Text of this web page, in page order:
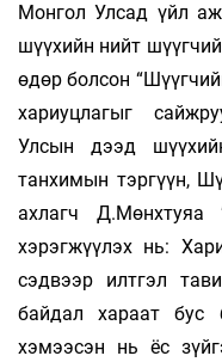
Монгол Улсад үйл
шүүхийн нийт
өдөр болсон
хариуцлагыг
Улсын дээд
танхимын тэргүүн,
ахлагч Д.Мөнхтуяа
хэрэгжүүлэх нь:
сэдвээр илтгэл
байдал хараат бус
хэмээсэн нь ёс